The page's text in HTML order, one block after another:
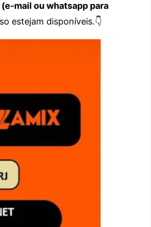
(e-mail ou whatsapp para
estejam disponíveis.👇